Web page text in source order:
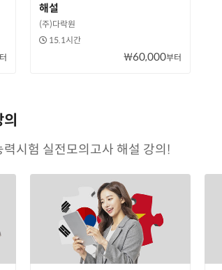
해설
(주)다락원
15.1시간
₩60,000부터
시험 실전모의고사 해설 강의!